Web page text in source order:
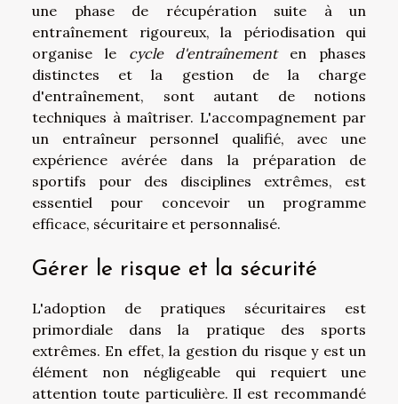
une phase de récupération suite à un
entraînement rigoureux, la périodisation qui
organise le cycle d'entraînementen phases
distinctes et la gestion de la charge
d'entraînement, sont autant de notions
techniques à maîtriser. L'accompagnement par
un entraîneur personnel qualifié, avec une
expérience avérée dans la préparation de
sportifs pour des disciplines extrêmes, est
essentiel pour concevoir un programme
efficace, sécuritaire et personnalisé.
Gérer le risque et la sécurité
L'adoption de pratiques sécuritaires est
primordiale dans la pratique des sports
extrêmes. En effet, la gestion du risque y est un
élément non négligeable qui requiert une
attention toute particulière. Il est recommandé